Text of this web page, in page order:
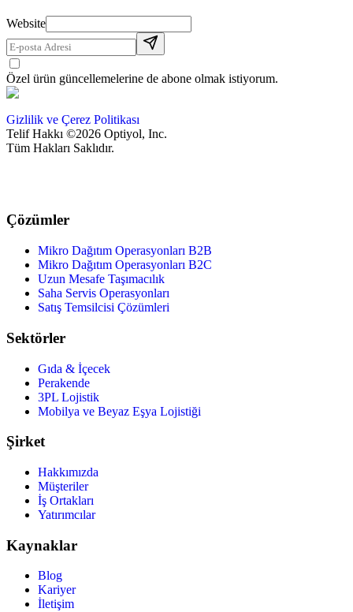
Website
Özel ürün güncellemelerine de abone olmak istiyorum.
Gizlilik ve Çerez Politikası
Telif Hakkı ©2026 Optiyol, Inc.
Tüm Hakları Saklıdır.
Çözümler
Mikro Dağıtım Operasyonları B2B
Mikro Dağıtım Operasyonları B2C
Uzun Mesafe Taşımacılık
Saha Servis Operasyonları
Satış Temsilcisi Çözümleri
Sektörler
Gıda & İçecek
Perakende
3PL Lojistik
Mobilya ve Beyaz Eşya Lojistiği
Şirket
Hakkımızda
Müşteriler
İş Ortakları
Yatırımcılar
Kaynaklar
Blog
Kariyer
İletişim